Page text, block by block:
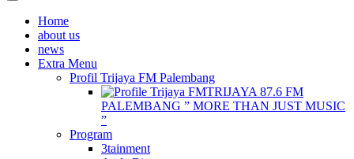
Home
about us
news
Extra Menu
Profil Trijaya FM Palembang
TRIJAYA 87.6 FM
PALEMBANG ” MORE THAN JUST MUSIC
”
Program
3tainment